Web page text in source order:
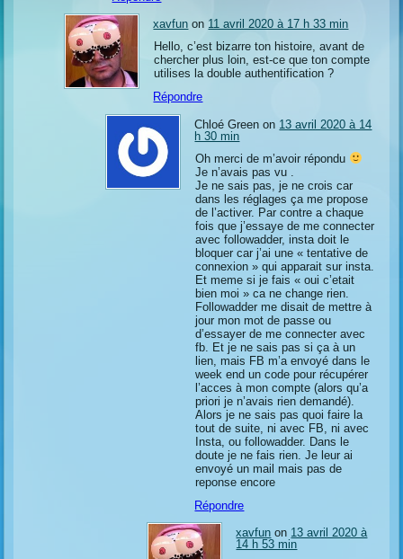
xavfun on 11 avril 2020 à 17 h 33 min
Hello, c’est bizarre ton histoire, avant de
chercher plus loin, est-ce que ton compte
utilises la double authentification ?
Répondre
Chloé Green on 13 avril 2020 à 14
h 30 min
Oh merci de m’avoir répondu
Je n’avais pas vu .
Je ne sais pas, je ne crois car
dans les réglages ça me propose
de l’activer. Par contre a chaque
fois que j’essaye de me connecter
avec followadder, insta doit le
bloquer car j’ai une « tentative de
connexion » qui apparait sur insta.
Et meme si je fais « oui c’etait
bien moi » ca ne change rien.
Followadder me disait de mettre à
jour mon mot de passe ou
d’essayer de me connecter avec
fb. Et je ne sais pas si ça à un
lien, mais FB m’a envoyé dans le
week end un code pour récupérer
l’acces à mon compte (alors qu’a
priori je n’avais rien demandé).
Alors je ne sais pas quoi faire la
tout de suite, ni avec FB, ni avec
Insta, ou followadder. Dans le
doute je ne fais rien. Je leur ai
envoyé un mail mais pas de
reponse encore
Répondre
xavfun on 13 avril 2020 à
14 h 53 min